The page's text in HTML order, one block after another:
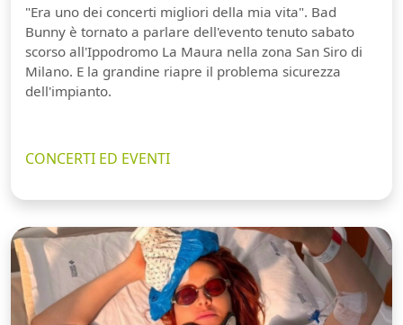
"Era uno dei concerti migliori della mia vita". Bad
Bunny è tornato a parlare dell'evento tenuto sabato
scorso all'Ippodromo La Maura nella zona San Siro di
Milano. E la grandine riapre il problema sicurezza
dell'impianto.
CONCERTI ED EVENTI